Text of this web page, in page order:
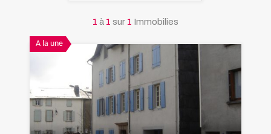
1 à 1 sur 1 Immobilies
A la une